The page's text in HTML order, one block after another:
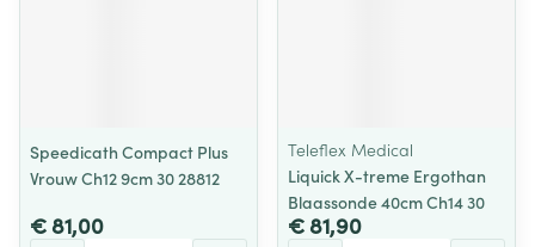
Speedicath Compact Plus
Vrouw Ch12 9cm 30 28812
€ 81,00
Teleflex Medical
Liquick X-treme Ergothan
Blaassonde 40cm Ch14 30
€ 81,90